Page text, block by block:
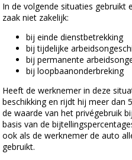
In de volgende situaties gebruikt
zaak niet zakelijk:
bij einde dienstbetrekking
bij tijdelijke
bij permanente
bij loopbaanonderbreking
Heeft de werknemer in deze
beschikking en rijdt hij meer dan
de waarde van het privégebruik
basis van de
ook als de werknemer de auto
gebruikt.